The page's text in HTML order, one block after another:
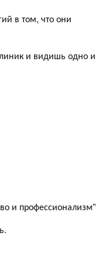
в том, что они
и видишь одно и
и профессионализм”